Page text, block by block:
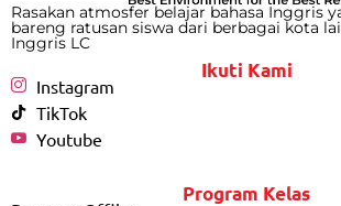
Rasakan atmosfer belajar bahasa Inggris
bareng ratusan siswa dari berbagai kota
Inggris LC
Ikuti Kami
Instagram
TikTok
Youtube
Program Kelas